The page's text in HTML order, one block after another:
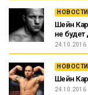
НОВОСТИ
Шейн
не будет
24.10.2016
НОВОСТИ
Шейн
24.10.2016